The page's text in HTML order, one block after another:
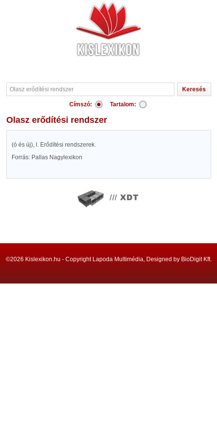
Címszó: Tartalom:
Olasz erődítési rendszer
(ó és új), l. Erődítési rendszerek.
Forrás: Pallas Nagylexikon
©2026 Kislexikon.hu - Copyright Lapoda Multimédia, Designed by BioDigit Kft.